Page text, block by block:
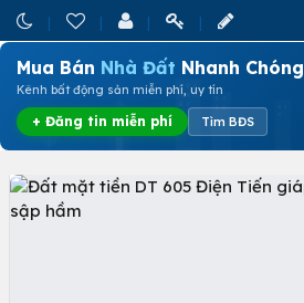
Mua Bán Nhà Đất Nhanh Chóng
Kênh bất động sản miễn phí, uy tín
+ Đăng tin miễn phí Tìm BĐS